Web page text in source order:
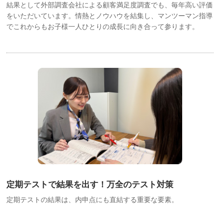
結果として外部調査会社による顧客満足度調査でも、毎年高い評価
をいただいています。情熱とノウハウを結集し、マンツーマン指導
でこれからもお子様一人ひとりの成長に向き合って参ります。
定期テストで結果を出す！万全のテスト対策
定期テストの結果は、内申点にも直結する重要な要素。